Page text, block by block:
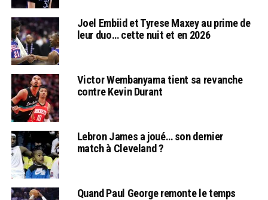
Joel Embiid et Tyrese Maxey au prime de
leur duo… cette nuit et en 2026
Victor Wembanyama tient sa revanche
contre Kevin Durant
Lebron James a joué… son dernier
match à Cleveland ?
Quand Paul George remonte le temps